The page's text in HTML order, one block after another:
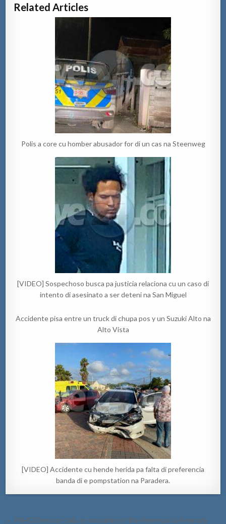
Related Articles
Polis a core cu homber abusador for di un cas na Steenweg
[VIDEO] Sospechoso busca pa justicia relaciona cu un caso di
intento di asesinato a ser deteni na San Miguel
Accidente pisa entre un truck di chupa pos y un Suzuki Alto na
Alto Vista
[VIDEO] Accidente cu hende herida pa falta di preferencia
banda di e pompstation na Paradera.
Post
← PAHO Director calls on countries of the Americas to intensify